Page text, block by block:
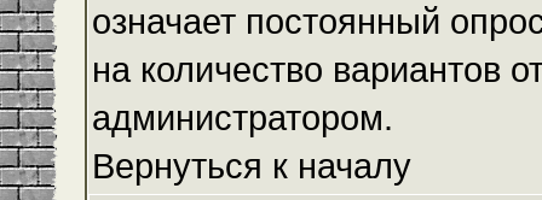
означает постоянный
на количество вариантов
администратором.
Вернуться к началу